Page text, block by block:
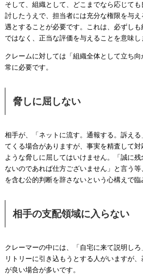
そして、組織として、どこまでなら応じて
討したうえで、担当者には充分な権限を与
遇とすることが必要です。これは、必ずし
ではなく、正当な評価を与えることを意味し
クレームに対しては「組織全体として立ち
常に必要です。
脅しに屈しない
相手が、「ネットに流す。通報する。訴え
てくる場合がありますが、事実を精査して
ような脅しに屈してはいけません。「誠に
ないのであれば仕方ございません」と言う等
を含む公的判断を辞さないという心構えで臨
相手の支配領域に入らない
クレーマーの中には、「自宅に来て説明し
リトリーに引き込もうとする人がいますが
が良い場合が多いです。